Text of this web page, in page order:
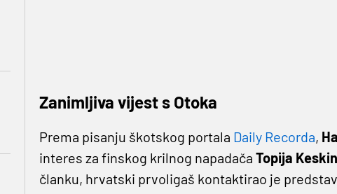
Zanimljiva vijest s Otoka
Prema pisanju škotskog portala Daily Recorda,
interes za finskog krilnog napadača Topija
članku, hrvatski prvoligaš kontaktirao je